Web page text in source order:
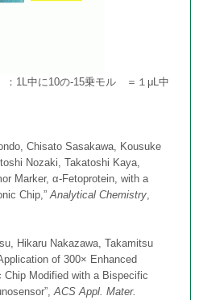
1L中に10の-15乗モル ＝１μL中
Chisato Sasakawa, Kousuke
Nozaki, Takatoshi Kaya,
Marker, α‑Fetoprotein, with a
Chip,”Analytical Chemistry,
Hikaru Nakazawa, Takamitsu
of 300× Enhanced
Chip Modified with a Bispecific
ACS Appl. Mater.